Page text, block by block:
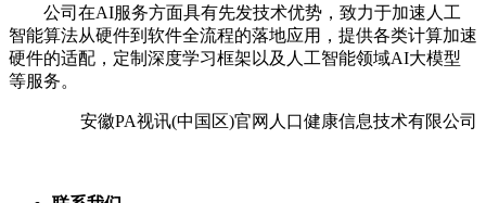
公司在AI服务方面具有先发技术优势，致力于加速人工
智能算法从硬件到软件全流程的落地应用，提供各类计算加速
硬件的适配，定制深度学习框架以及人工智能领域AI大模型
等服务。
安徽PA视讯(中国区)官网人口健康信息技术有限公司